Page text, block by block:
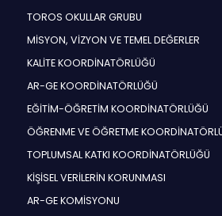
TOROS OKULLAR GRUBU
MİSYON, VİZYON VE TEMEL DEĞERLER
KALİTE KOORDİNATÖRLÜĞÜ
AR-GE KOORDİNATÖRLÜĞÜ
EĞİTİM-ÖĞRETİM KOORDİNATÖRLÜĞÜ
ÖĞRENME VE ÖĞRETME
TOPLUMSAL KATKI KOORDİNATÖRLÜĞÜ
KİŞİSEL VERİLERİN KORUNMASI
AR-GE KOMİSYONU